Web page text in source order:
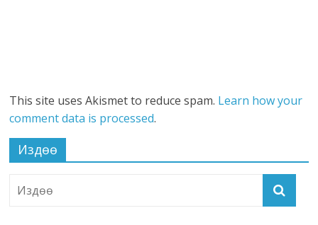
This site uses Akismet to reduce spam. Learn how your
comment data is processed.
Издөө